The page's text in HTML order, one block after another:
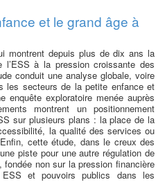
et le grand âge à
montrent depuis plus de dix ans la
l’ESS à la pression croissante des
conduit une analyse globale, voire
les secteurs de la petite enfance et
enquête exploratoire menée auprès
montrent un positionnement
sur plusieurs plans : la place de la
la qualité des services ou
cette étude, dans le creux des
piste pour une autre régulation de
non sur la pression financière
et pouvoirs publics dans les